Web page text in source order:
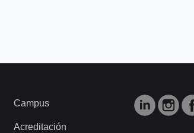
Campus
Acreditación